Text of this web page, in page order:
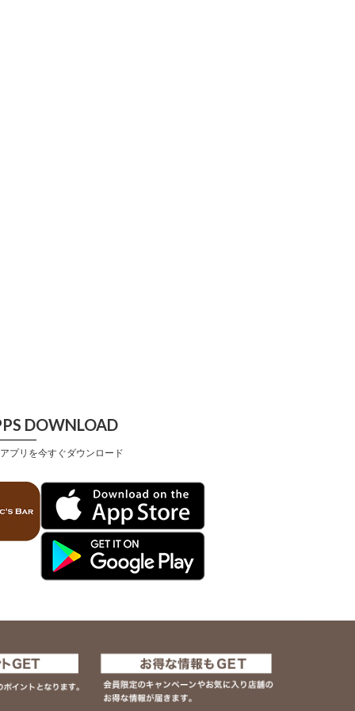
DOWNLOAD
プリを今すぐダウンロード